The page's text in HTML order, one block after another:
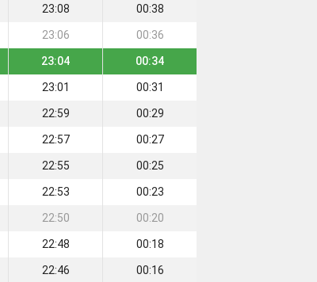
23:08 00:38
23:06 00:36
23:04 00:34
23:01 00:31
22:59 00:29
22:57 00:27
22:55 00:25
22:53 00:23
22:50 00:20
22:48 00:18
22:46 00:16